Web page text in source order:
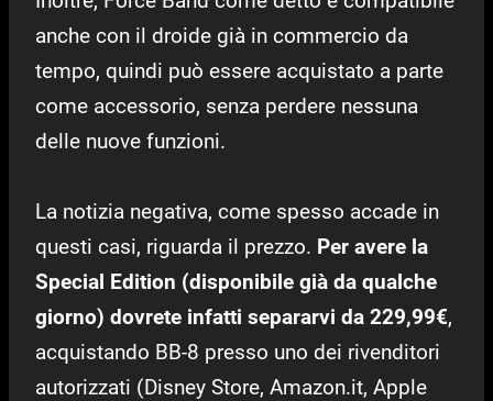
anche con il droide già in commercio da
tempo, quindi può essere acquistato a parte
come accessorio, senza perdere nessuna
delle nuove funzioni.
La notizia negativa, come spesso accade in
questi casi, riguarda il prezzo. Per avere la
Special Edition (disponibile già da qualche
giorno) dovrete infatti separarvi da 229,99€,
acquistando BB-8 presso uno dei rivenditori
autorizzati (Disney Store, Amazon.it, Apple